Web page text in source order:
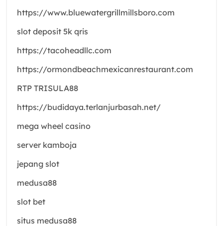
https://www.bluewatergrillmillsboro.com
slot deposit 5k qris
https://tacoheadllc.com
https://ormondbeachmexicanrestaurant.com
RTP TRISULA88
https://budidaya.terlanjurbasah.net/
mega wheel casino
server kamboja
jepang slot
medusa88
slot bet
situs medusa88